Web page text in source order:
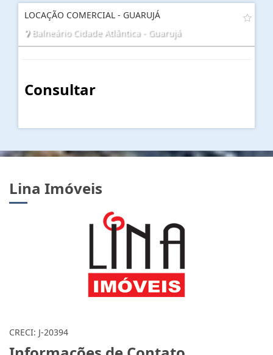
LOCAÇÃO COMERCIAL - GUARUJÁ
Balneário Cidade Atlântica - Guarujá
Consultar
Lina Imóveis
CRECI: J-20394